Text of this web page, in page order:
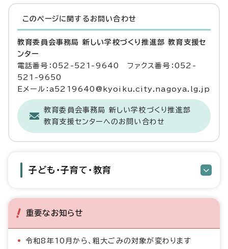
このページに関する お問い合わせ
教育委員会事務局 新しい学校づくり推進部 教育支援セ
ンター
電話番号：052-521-9640 ファクス番号：052-
521-9650
Eメール：a5219640@kyoiku.city.nagoya.lg.jp
教育委員会事務局 新しい学校づくり推進部
教育支援センターへのお問い合わせ
子ども・子育て・教育
重要なお知らせ
令和8年10月から、粗大ごみの対象が変わります